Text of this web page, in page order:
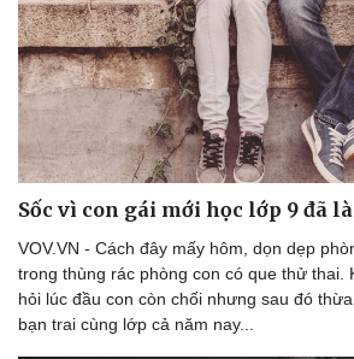
Sốc vì con gái mới học lớp 9 đã
VOV.VN - Cách đây mấy hôm, dọn dẹp
trong thùng rác phòng con có que thử thai.
hỏi lúc đầu con còn chối nhưng sau đó
bạn trai cùng lớp cả năm nay...